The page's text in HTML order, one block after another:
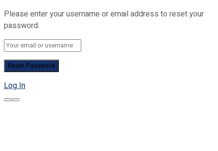
Please enter your username or email address to reset your
password.
Log In